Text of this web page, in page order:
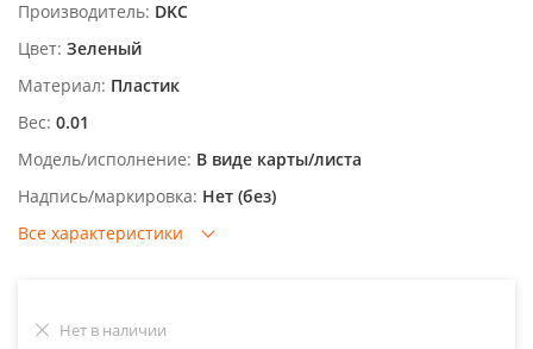
Производитель: DKC
Цвет: Зеленый
Материал: Пластик
Вес: 0.01
Модель/исполнение: В виде карты/листа
Надпись/маркировка: Нет (без)
Все характеристики
Нет в наличии